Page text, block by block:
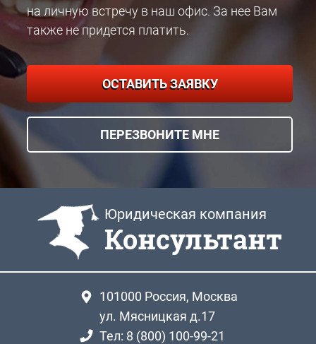
на личную встречу в наш офис. За нее Вам
также не придется платить.
ОСТАВИТЬ ЗАЯВКУ
ПЕРЕЗВОНИТЕ МНЕ
Юридическая компания
Консультант
101000 Россия, Москва
ул. Мясницкая д.17
Тел: 8 (800) 100-99-21